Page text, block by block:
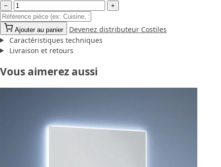
− +
Ajouter au panier
Devenez distributeur Costiles
Caractéristiques techniques
Livraison et retours
Vous aimerez aussi